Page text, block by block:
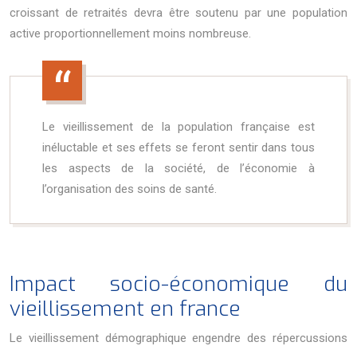
croissant de retraités devra être soutenu par une population
active proportionnellement moins nombreuse.
Le vieillissement de la population française est
inéluctable et ses effets se feront sentir dans tous
les aspects de la société, de l’économie à
l’organisation des soins de santé.
Impact socio-économique du
vieillissement en france
Le vieillissement démographique engendre des répercussions